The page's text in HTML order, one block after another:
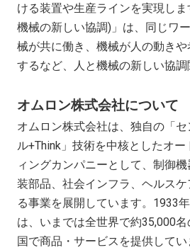
ける装置や生産ラインを実現しま
機械の新しい協調) 」は、同じワ
械が共に働き、機械が人の動き
するなど、人と機械の新しい協調
オムロン株式会社について
オムロン株式会社は、独自の「
ル+Think 」技術を中核としたオ
ィングカンパニーとして、制御
装部品、社会インフラ、ヘルス
る事業を展開しています。 1933
は、いまでは全世界で約35,000名
国で商品・サービスを提供して